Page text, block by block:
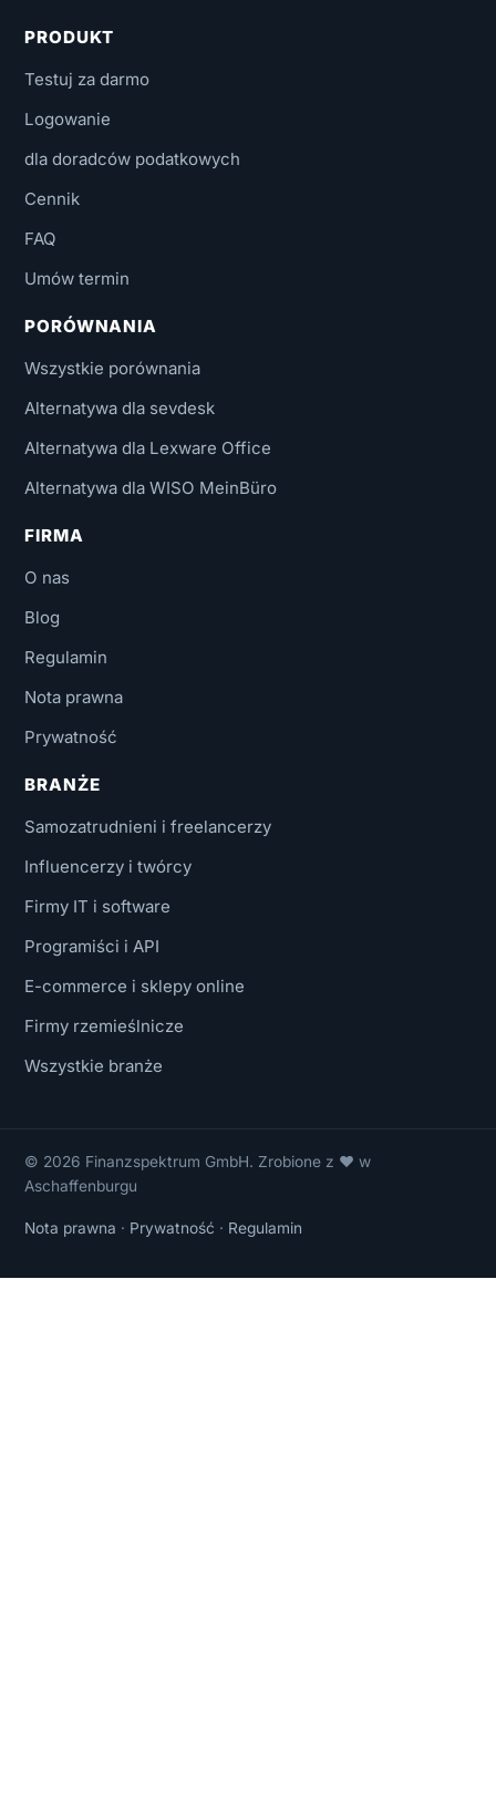
PRODUKT
Testuj za darmo
Logowanie
dla doradców podatkowych
Cennik
FAQ
Umów termin
PORÓWNANIA
Wszystkie porównania
Alternatywa dla sevdesk
Alternatywa dla Lexware Office
Alternatywa dla WISO MeinBüro
FIRMA
O nas
Blog
Regulamin
Nota prawna
Prywatność
BRANŻE
Samozatrudnieni i freelancerzy
Influencerzy i twórcy
Firmy IT i software
Programiści i API
E-commerce i sklepy online
Firmy rzemieślnicze
Wszystkie branże
© 2026 Finanzspektrum GmbH. Zrobione z ❤ w
Aschaffenburgu
Nota prawna · Prywatność · Regulamin